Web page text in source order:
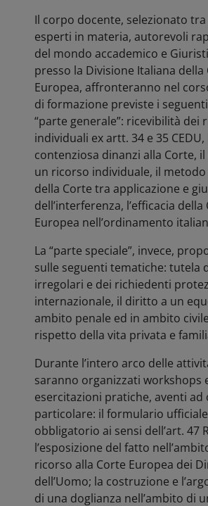
Il corpo docente, selezionato tra
esperti in materia, autorevoli
del mondo accademico e
presso la Divisione Italiana della
Europea, affronteranno nel
di formazione previste i
“parte generale”: ricevibilità dei
individuali ex artt. 34 e 35 CEDU,
contenziosa dinanzi alla Corte,
un ricorso individuale, il
della Corte tra applicazione e
dell’interferenza, l’efficacia
Europea nell’ordinamento
La “parte speciale”, invece,
sulle seguenti tematiche: tutela
irregolari e dei richiedenti
internazionale, il diritto a un
ambito penale ed in ambito
rispetto della vita privata e
Durante l’intero arco delle
saranno organizzati workshops
esercitazioni pratiche, aventi ad
particolare: il formulario
obbligatorio ai sensi dell’art. 47
l’esposizione del fatto
ricorso alla Corte Europea dei
dell’Uomo; la costruzione e
di una doglianza nell’ambito di